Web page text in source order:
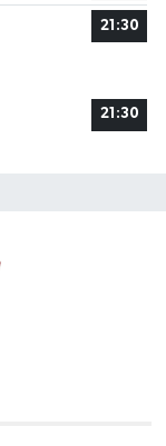
21:30
21:30